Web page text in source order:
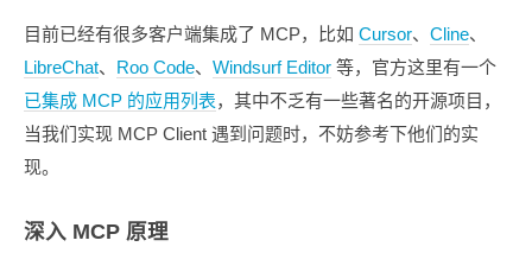
目前已经有很多客户端集成了 MCP，比如 Cursor、 Cline、
LibreChat、 Roo Code、 Windsurf Editor 等，官方这里有一个
已集成 MCP 的应用列表，其中不乏有一些著名的开源项目，
当我们实现 MCP Client 遇到问题时，不妨参考下他们的实
现。
深入 MCP 原理